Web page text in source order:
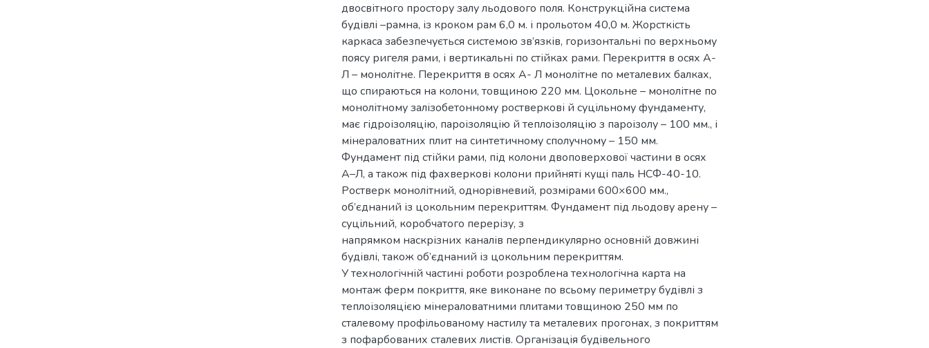
двосвітного простору залу льодового поля. Конструкційна система
будівлі –рамна, із кроком рам 6,0 м. і прольотом 40,0 м. Жорсткість
каркаса забезпечується системою зв’язків, горизонтальні по верхньому
поясу ригеля рами, і вертикальні по стійках рами. Перекриття в осях А-
Л – монолітне. Перекриття в осях А- Л монолітне по металевих балках,
що спираються на колони, товщиною 220 мм. Цокольне – монолітне по
монолітному залізобетонному ростверкові й суцільному фундаменту,
має гідроізоляцію, пароізоляцію й теплоізоляцію з пароізолу – 100 мм., і
мінераловатних плит на синтетичному сполучному – 150 мм.
Фундамент під стійки рами, під колони двоповерхової частини в осях
А–Л, а також під фахверкові колони прийняті кущі паль НСФ-40-10.
Ростверк монолітний, однорівневий, розмірами 600×600 мм.,
об’єднаний із цокольним перекриттям. Фундамент під льодову арену –
суцільний, коробчатого перерізу, з
напрямком наскрізних каналів перпендикулярно основній довжині
будівлі, також об’єднаний із цокольним перекриттям.
У технологічній частині роботи розроблена технологічна карта на
монтаж ферм покриття, яке виконане по всьому периметру будівлі з
теплоізоляцією мінераловатними плитами товщиною 250 мм по
сталевому профільованому настилу та металевих прогонах, з покриттям
з пофарбованих сталевих листів. Організація будівельного